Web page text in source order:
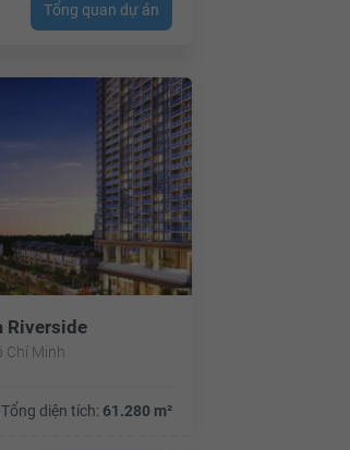
Tổng quan dự án
Riverside
Chí Minh
Tổng diện tích: 61.280 m²